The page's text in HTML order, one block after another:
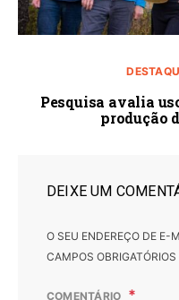
Pesquisa avalia
produção
DEIXE UM
O SEU ENDEREÇO DE E-
CAMPOS
COMENTÁRIO